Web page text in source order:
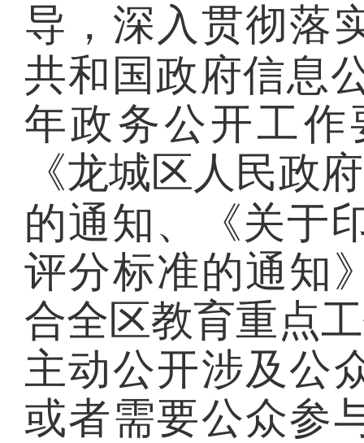
导，深入贯彻落
共和国政府信息
年政务公开工
《龙城区人民政
的通知、《关于
评分标准的通知
合全区教育重点
主动公开涉及公
或者需要公众参